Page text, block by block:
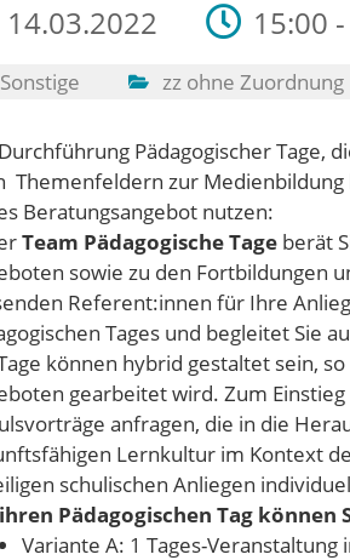
14.03.2022 15:00
Sonstige zz ohne Zuordnung
Pädagogischer Tage,
Themenfeldern zur
Beratungsangebot nutzen:
Team Pädagogische Tage berät
sowie zu den Fortbildungen
Referent:innen für Ihre
Tages und begleitet Sie
können hybrid gestaltet sein,
gearbeitet wird. Zum
anfragen, die in die
Lernkultur im Kontext
schulischen Anliegen
Pädagogischen Tag
Variante A: 1 Tages-